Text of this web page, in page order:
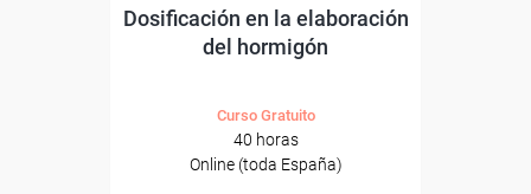
Dosificación en la elaboración
del hormigón
Curso Gratuito
40 horas
Online (toda España)